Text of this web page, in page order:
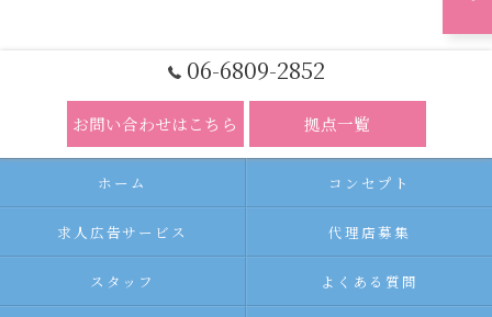
06-6809-2852
お問い合わせはこちら 拠点一覧
ホーム コンセプト
求人広告サービス 代理店募集
スタッフ よくある質問